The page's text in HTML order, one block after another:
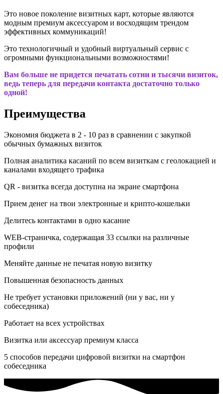
Это новое поколение визитных карт, которые являются
модным премиум аксессуаром и восходящим трендом
эффективных коммуникаций!
Это технологичный и удобный виртуальный сервис с
огромными функциональными возможностями!
Вам больше не придется печатать сотни и тысячи визиток,
ведь теперь для передачи контакта достаточно только
одной!
Преимущества
Экономия бюджета в 2 - 10 раз в сравнении с закупкой
обычных бумажных визиток
Полная аналитика касаний по всем визиткам с геолокацией и
каналами входящего трафика
QR - визитка всегда доступна на экране смартфона
Прием денег на твои электронные и крипто-кошельки
Делитесь контактами в одно касание
WEB-страничка, содержащая 33 ссылки на различные
профили
Меняйте данные не печатая новую визитку
Повышенная безопасность данных
Не требует установки приложений (ни у вас, ни у
собеседника)
Работает на всех устройствах
Визитка или аксессуар премиум класса
5 способов передачи цифровой визитки на смартфон
собеседника